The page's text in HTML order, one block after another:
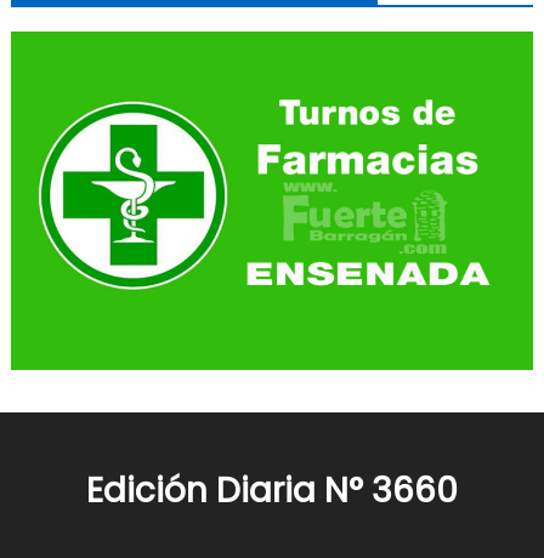
Edición Diaria N° 3660